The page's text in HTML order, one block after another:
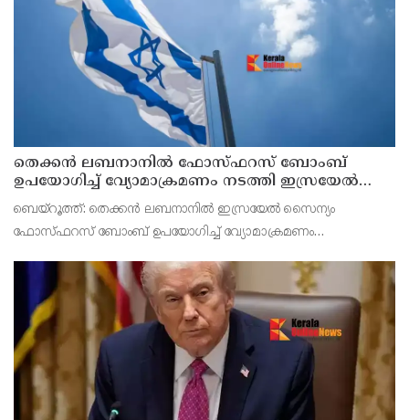
തെക്കൻ ലബനാനിൽ ഫോസ്ഫറസ് ബോംബ്
ഉപയോഗിച്ച് വ്യോമാക്രമണം നടത്തി ഇസ്രയേൽ
സൈന്യം
ബെയ്റൂത്ത്: തെക്കൻ ലബനാനിൽ ഇസ്രയേൽ സൈന്യം
ഫോസ്ഫറസ് ബോംബ് ഉപയോഗിച്ച് വ്യോമാക്രമണം
മേഖലയെയാണ് ആക്രമണം ലക്ഷ്യമിട്ടതെന്ന് റിപ്പോർട്ടിൽ
പറയുന്നു. ആക്രമണത്